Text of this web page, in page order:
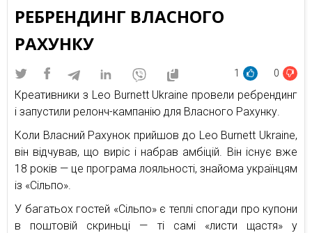
РЕБРЕНДИНГ ВЛАСНОГО
РАХУНКУ
1 0
Креативники з Leo Burnett Ukraine провели ребрендинг
і запустили релонч-кампанію для Власного Рахунку.
Коли Власний Рахунок прийшов до Leo Burnett Ukraine,
він відчував, що виріс і набрав амбіцій. Він існує вже
18 років — це програма лояльності, знайома українцям
із «Сільпо».
У багатьох гостей «Сільпо» є теплі спогади про купони
в поштовій скриньці — ті самі «листи щастя» у